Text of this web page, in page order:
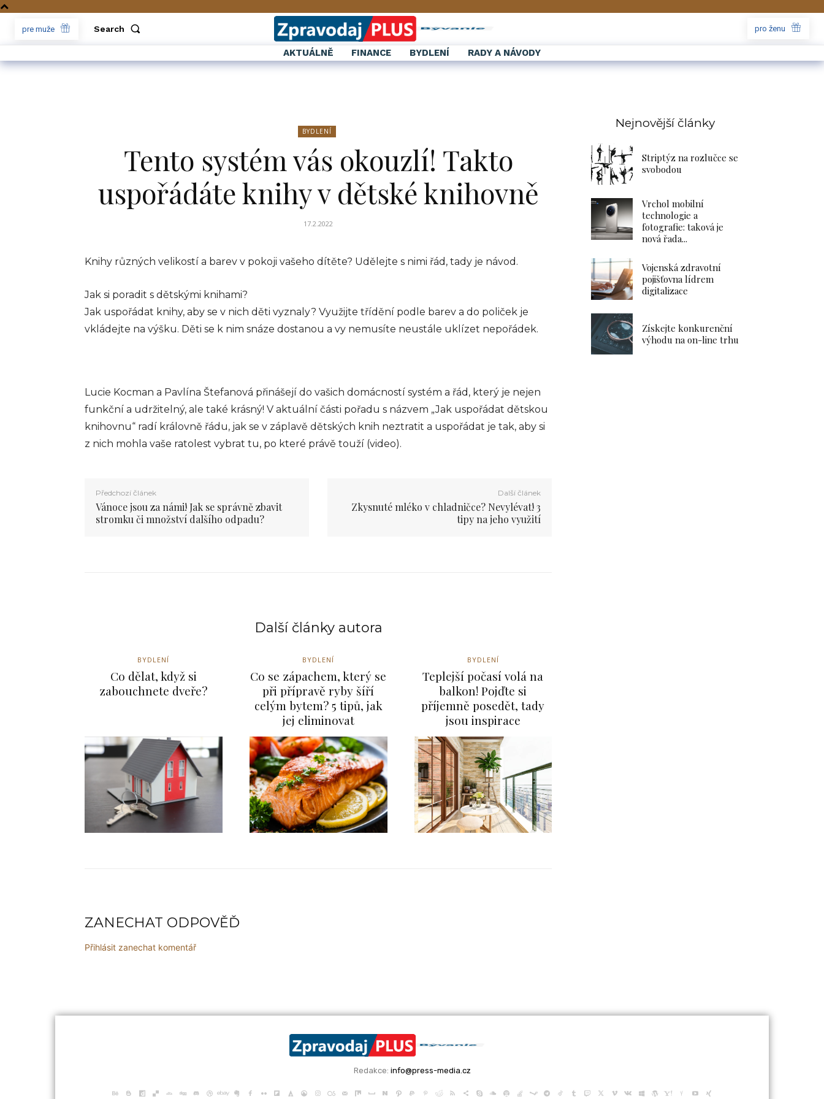
pre muže Search pro ženu
AKTUÁLNĚ FINANCE BYDLENÍ RADY A NÁVODY
BYDLENÍ
Tento systém vás okouzlí! Takto
uspořádáte knihy v dětské knihovně
17.2.2022
Knihy různých velikostí a barev v pokoji vašeho dítěte? Udělejte s nimi řád, tady je návod.
Jak si poradit s dětskými knihami?
Jak uspořádat knihy, aby se v nich děti vyznaly? Využijte třídění podle barev a do poliček je
vkládejte na výšku. Děti se k nim snáze dostanou a vy nemusíte neustále uklízet nepořádek.
Lucie Kocman a Pavlína Štefanová přinášejí do vašich domácností systém a řád, který je nejen
funkční a udržitelný, ale také krásný! V aktuální části pořadu s názvem „Jak uspořádat dětskou
knihovnu“ radí královně řádu, jak se v záplavě dětských knih neztratit a uspořádat je tak, aby si
z nich mohla vaše ratolest vybrat tu, po které právě touží (video).
Předchozí článek
Vánoce jsou za námi! Jak se správně zbavit
stromku či množství dalšího odpadu?
Další článek
Zkysnuté mléko v chladničce? Nevylévat! 3
tipy na jeho využití
Nejnovější články
Striptýz na rozlučce se
svobodou
Vrchol mobilní
technologie a
fotografie: taková je
nová řada...
Vojenská zdravotní
pojišťovna lídrem
digitalizace
Získejte konkurenční
výhodu na on-line trhu
Další články autora
BYDLENÍ
Co dělat, když si
zabouchnete dveře?
BYDLENÍ
Co se zápachem, který se
při přípravě ryby šíří
celým bytem? 5 tipů, jak
jej eliminovat
BYDLENÍ
Teplejší počasí volá na
balkon! Pojďte si
příjemně posedět, tady
jsou inspirace
ZANECHAT ODPOVĚĎ
Přihlásit zanechat komentář
Redakce: info@press-media.cz